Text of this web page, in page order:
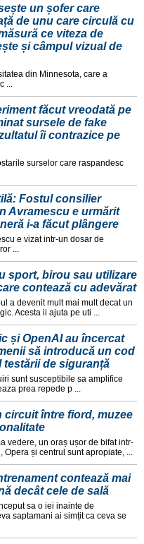
un șofer care
de unu care circulă cu
ce viteza de
și câmpul vizual de
din Minnesota, care a
...
făcut vreodată pe
sursele de fake
îi contrazice pe
surselor care raspandesc
Fostul consilier
Avramescu e urmărit
i-a făcut plângere
e vizat intr-un dosar de
...
sport, birou sau utilizare
contează cu adevărat
a devenit mult mai mult decat un
Acesta ii ajuta pe uti ...
și OpenAI au încercat
să introducă un cod
de siguranță
sunt susceptibile sa amplifice
prea repede p ...
circuit între fiord, muzee
vedere, un oraș ușor de bifat intr-
Opera și centrul sunt apropiate, ...
contează mai
decât cele de sală
sa o iei inainte de
saptamani ai simțit ca ceva se